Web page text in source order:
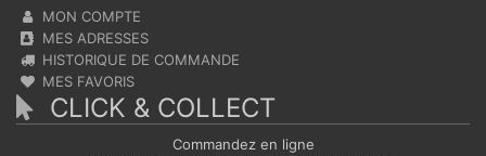
MON COMPTE
MES ADRESSES
HISTORIQUE DE COMMANDE
MES FAVORIS
CLICK & COLLECT
Commandez en ligne